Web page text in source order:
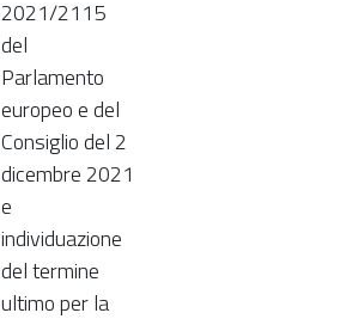
2021/2115
del
Parlamento
europeo e del
Consiglio del 2
dicembre 2021
e
individuazione
del termine
ultimo per la